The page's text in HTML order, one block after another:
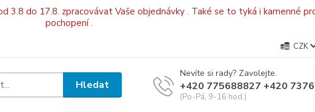
3.8 do 17.8. zpracovávat Vaše objednávky . Také se to tyká i kamenné
pochopení .
CZK
Hledat
Nevíte si rady? Zavolejte.
+420 775688827 +420
(Po-Pá, 9-16 hod.)